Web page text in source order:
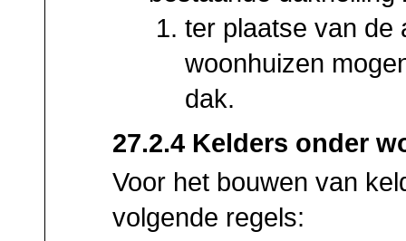
ter plaatse van de
woonhuizen
dak.
27.2.4 Kelders onder
Voor het bouwen van
volgende regels: